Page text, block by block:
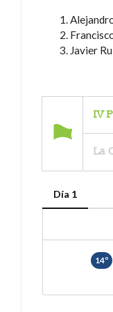
Javier
IV
La
Día 1
14º